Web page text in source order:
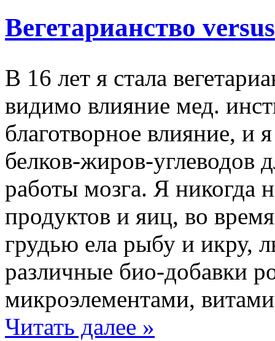
Вегетарианство
В 16 лет я стала
видимо влияние мед.
благотворное влияние, и
белков-жиров-углеводов
работы мозга. Я никогда
продуктов и яиц, во
грудью ела рыбу и икру,
различные био-добавки
микроэлементами,
Читать далее »